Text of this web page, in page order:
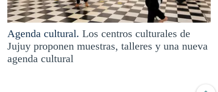
Agenda cultural. Los centros culturales de
Jujuy proponen muestras, talleres y una nueva
agenda cultural